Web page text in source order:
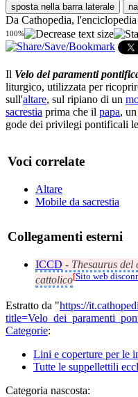
sposta nella barra laterale
Da Cathopedia,
100%
Il Velo dei paramenti
liturgico, utilizzata per
sull'altare, sul ripiano di un
sacrestia prima che il papa, un
gode dei privilegi pontificali
Voci correlate
Altare
Mobile da sacrestia
Collegamenti esterni
ICCD - Thesaurus del
cattolico[Sito web
Estratto da "https://
Categorie:
Lini e coperture per le
Tutte le suppellettili
Categoria nascosta: